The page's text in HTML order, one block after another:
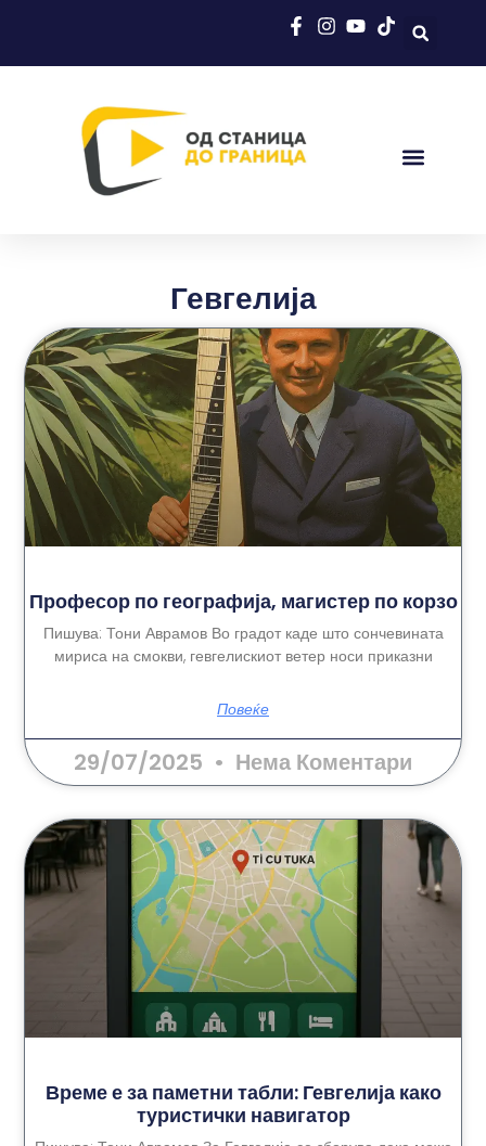
Гевгелија
Професор по географија, магистер по корзо
Пишува: Тони Аврамов Во градот каде што сончевината
мириса на смокви, гевгелискиот ветер носи приказни
Повеќе
29/07/2025 Нема Коментари
Време е за паметни табли: Гевгелија како
туристички навигатор